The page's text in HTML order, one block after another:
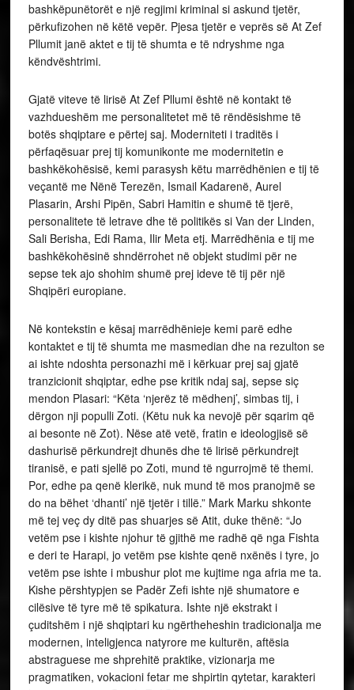
bashkëpunëtorët e një regjimi kriminal si askund tjetër,
përkufizohen në këtë vepër. Pjesa tjetër e veprës së At Zef
Pllumit janë aktet e tij të shumta e të ndryshme nga
këndvështrimi.
Gjatë viteve të lirisë At Zef Pllumi është në kontakt të
vazhdueshëm me personalitetet më të rëndësishme të
botës shqiptare e përtej saj. Moderniteti i traditës i
përfaqësuar prej tij komunikonte me modernitetin e
bashkëkohësisë, kemi parasysh këtu marrëdhënien e tij të
veçantë me Nënë Terezën, Ismail Kadarenë, Aurel
Plasarin, Arshi Pipën, Sabri Hamitin e shumë të tjerë,
personalitete të letrave dhe të politikës si Van der Linden,
Sali Berisha, Edi Rama, Ilir Meta etj. Marrëdhënia e tij me
bashkëkohësinë shndërrohet në objekt studimi për ne
sepse tek ajo shohim shumë prej ideve të tij për një
Shqipëri europiane.
Në kontekstin e kësaj marrëdhënieje kemi parë edhe
kontaktet e tij të shumta me masmedian dhe na rezulton se
ai ishte ndoshta personazhi më i kërkuar prej saj gjatë
tranzicionit shqiptar, edhe pse kritik ndaj saj, sepse siç
mendon Plasari: “Këta ‘njerëz të mëdhenj’, simbas tij, i
dërgon nji populli Zoti. (Këtu nuk ka nevojë për sqarim që
ai besonte në Zot). Nëse atë vetë, fratin e ideologjisë së
dashurisë përkundrejt dhunës dhe të lirisë përkundrejt
tiranisë, e pati sjellë po Zoti, mund të ngurrojmë të themi.
Por, edhe pa qenë klerikë, nuk mund të mos pranojmë se
do na bëhet ‘dhanti’ një tjetër i tillë.” Mark Marku shkonte
më tej veç dy ditë pas shuarjes së Atit, duke thënë: “Jo
vetëm pse i kishte njohur të gjithë me radhë që nga Fishta
e deri te Harapi, jo vetëm pse kishte qenë nxënës i tyre, jo
vetëm pse ishte i mbushur plot me kujtime nga afria me ta.
Kishe përshtypjen se Padër Zefi ishte një shumatore e
cilësive të tyre më të spikatura. Ishte një ekstrakt i
çuditshëm i një shqiptari ku ngërtheheshin tradicionalja me
modernen, inteligjenca natyrore me kulturën, aftësia
abstraguese me shprehitë praktike, vizionarja me
pragmatiken, vokacioni fetar me shpirtin qytetar, karakteri